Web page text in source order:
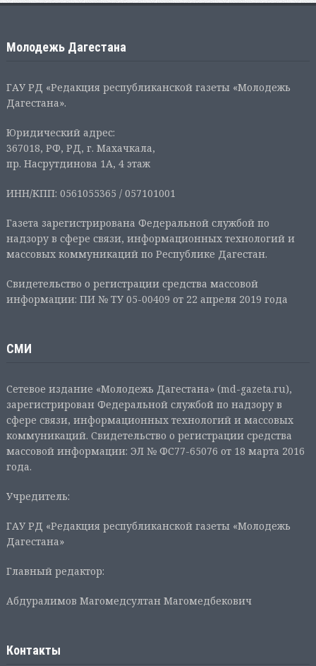
Молодежь Дагестана
ГАУ РД «Редакция республиканской газеты «Молодежь
Дагестана».
Юридический адрес:
367018, РФ, РД, г. Махачкала,
пр. Насрутдинова 1А, 4 этаж
ИНН/КПП: 0561055365 / 057101001
Газета зарегистрирована Федеральной службой по
надзору в сфере связи, информационных технологий и
массовых коммуникаций по Республике Дагестан.
Свидетельство о регистрации средства массовой
информации: ПИ № ТУ 05-00409 от 22 апреля 2019 года
СМИ
Сетевое издание «Молодежь Дагестана» (md-gazeta.ru),
зарегистрирован Федеральной службой по надзору в
сфере связи, информационных технологий и массовых
коммуникаций. Свидетельство о регистрации средства
массовой информации: ЭЛ № ФС77-65076 от 18 марта 2016
года.
Учредитель:
ГАУ РД «Редакция республиканской газеты «Молодежь
Дагестана»
Главный редактор:
Абдуралимов Магомедсултан Магомедбекович
Контакты